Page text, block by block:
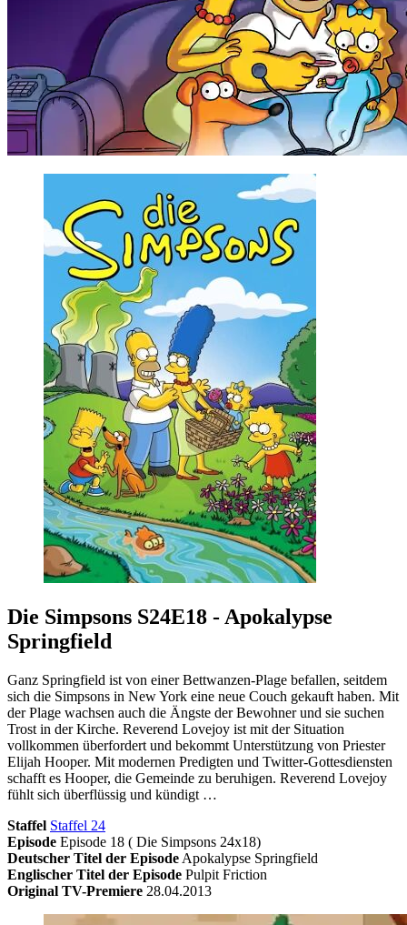
Die Simpsons S24E18 - Apokalypse
Springfield
Ganz Springfield ist von einer Bettwanzen-Plage befallen, seitdem
sich die Simpsons in New York eine neue Couch gekauft haben. Mit
der Plage wachsen auch die Ängste der Bewohner und sie suchen
Trost in der Kirche. Reverend Lovejoy ist mit der Situation
vollkommen überfordert und bekommt Unterstützung von Priester
Elijah Hooper. Mit modernen Predigten und Twitter-Gottesdiensten
schafft es Hooper, die Gemeinde zu beruhigen. Reverend Lovejoy
fühlt sich überflüssig und kündigt …
Staffel Staffel 24
Episode Episode 18 ( Die Simpsons 24x18)
Deutscher Titel der Episode Apokalypse Springfield
Englischer Titel der Episode Pulpit Friction
Original TV-Premiere 28.04.2013